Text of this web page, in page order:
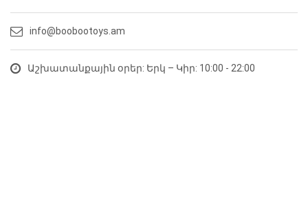
info@boobootoys.am
Աշխատանքային օրեր: Երկ – Կիր: 10:00 - 22:00